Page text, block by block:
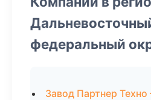
федеральный
Завод Партнер